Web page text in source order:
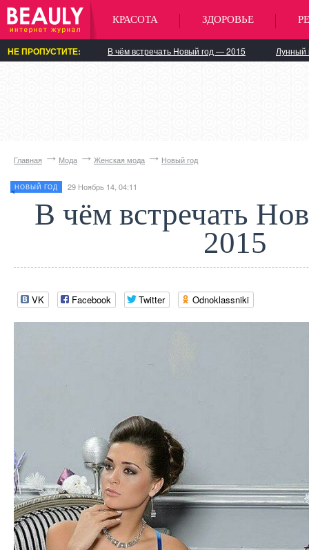
КРАСОТА ЗДОРОВЬЕ
НЕ ПРОПУСТИТЕ: В чём встречать Новый год — 2015 Лунный
Главная Мода Женская мода Новый год
НОВЫЙ ГОД 29 Ноябрь 14, 04:11
В чём встречать
2015
VK Facebook Twitter Odnoklassniki